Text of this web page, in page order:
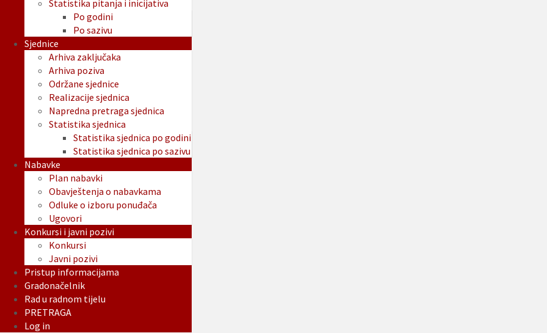
Statistika pitanja i inicijativa
Po godini
Po sazivu
Sjednice
Arhiva zaključaka
Arhiva poziva
Održane sjednice
Realizacije sjednica
Napredna pretraga sjednica
Statistika sjednica
Statistika sjednica po godini
Statistika sjednica po sazivu
Nabavke
Plan nabavki
Obavještenja o nabavkama
Odluke o izboru ponuđača
Ugovori
Konkursi i javni pozivi
Konkursi
Javni pozivi
Pristup informacijama
Gradonačelnik
Rad u radnom tijelu
PRETRAGA
Log in